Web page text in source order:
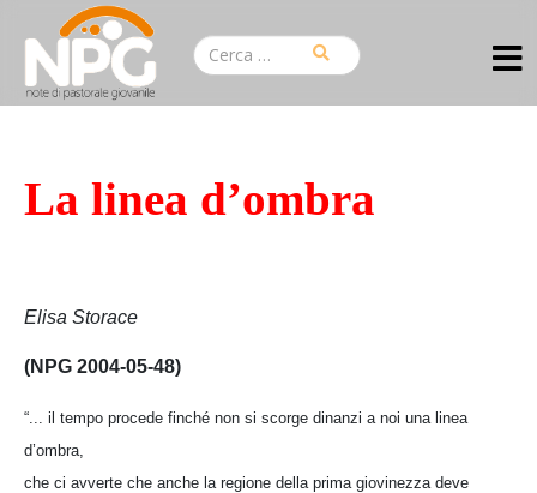
La linea d’ombra
Elisa Storace
(NPG 2004-05-48)
“... il tempo procede finché non si scorge dinanzi a noi una linea
d’ombra,
che ci avverte che anche la regione della prima giovinezza deve